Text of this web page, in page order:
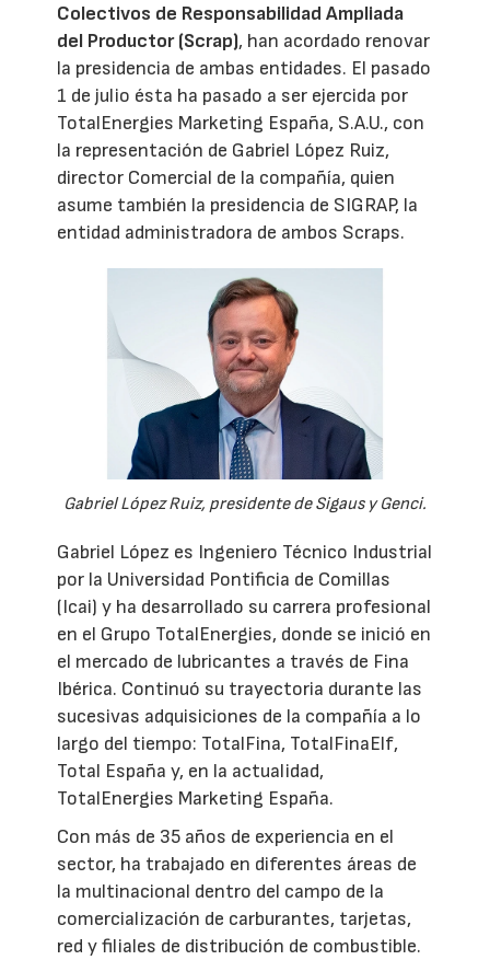
Colectivos de Responsabilidad Ampliada
del Productor (Scrap), han acordado renovar
la presidencia de ambas entidades. El pasado
1 de julio ésta ha pasado a ser ejercida por
TotalEnergies Marketing España, S.A.U., con
la representación de Gabriel López Ruiz,
director Comercial de la compañía, quien
asume también la presidencia de SIGRAP, la
entidad administradora de ambos Scraps.
Gabriel López Ruiz, presidente de Sigaus y Genci.
Gabriel López es Ingeniero Técnico Industrial
por la Universidad Pontificia de Comillas
(Icai) y ha desarrollado su carrera profesional
en el Grupo TotalEnergies, donde se inició en
el mercado de lubricantes a través de Fina
Ibérica. Continuó su trayectoria durante las
sucesivas adquisiciones de la compañía a lo
largo del tiempo: TotalFina, TotalFinaElf,
Total España y, en la actualidad,
TotalEnergies Marketing España.
Con más de 35 años de experiencia en el
sector, ha trabajado en diferentes áreas de
la multinacional dentro del campo de la
comercialización de carburantes, tarjetas,
red y filiales de distribución de combustible.